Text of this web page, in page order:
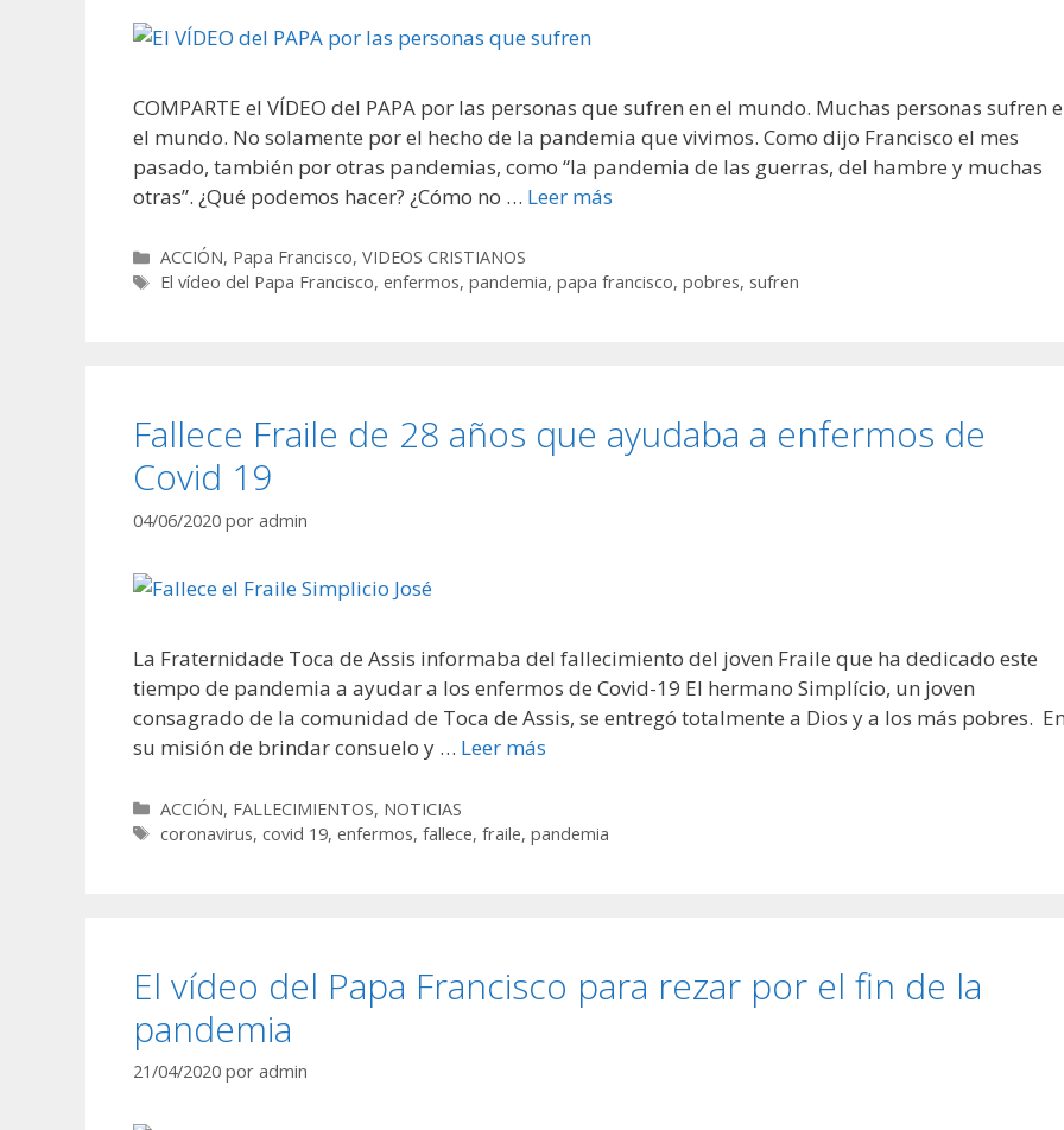
COMPARTE el VÍDEO del PAPA por las personas que sufren en el mundo. Muchas personas sufren
el mundo. No solamente por el hecho de la pandemia que vivimos. Como dijo Francisco el mes
pasado, también por otras pandemias, como “la pandemia de las guerras, del hambre y muchas
otras”. ¿Qué podemos hacer? ¿Cómo no … Leer más
Categorías
ACCIÓN, Papa Francisco,VIDEOS CRISTIANOS
Etiquetas
El vídeo del Papa Francisco,enfermos,pandemia,papa francisco,pobres, sufren
Fallece Fraile de 28 años que ayudaba a enfermos de
Covid 19
04/06/2020 por admin
La Fraternidade Toca de Assis informaba del fallecimiento del joven Fraile que ha dedicado este
tiempo de pandemia a ayudar a los enfermos de Covid-19 El hermano Simplício, un joven
consagrado de la comunidad de Toca de Assis, se entregó totalmente a Dios y a los más pobres.
su misión de brindar consuelo y … Leer más
Categorías
ACCIÓN, FALLECIMIENTOS, NOTICIAS
Etiquetas
coronavirus,covid 19,enfermos,fallece,fraile,pandemia
El vídeo del Papa Francisco para rezar por el fin de la
pandemia
21/04/2020 por admin